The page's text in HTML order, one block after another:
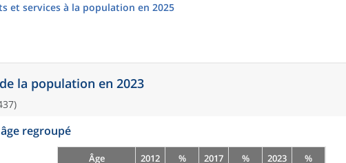
et services à la population en 2025
la population en 2023
regroupé
Âge 2012 % 2017 % 2023
%